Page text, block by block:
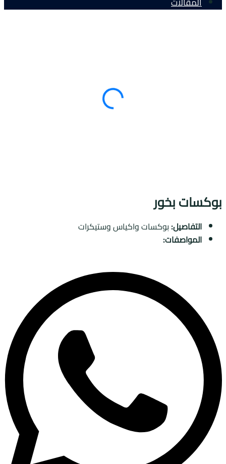
بخور
التفاصيل:بوكسات واكياس وستيكرات
المواصفات: